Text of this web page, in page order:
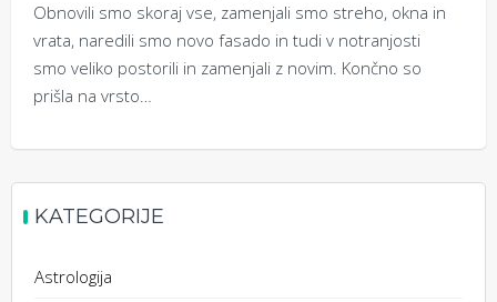
Obnovili smo skoraj vse, zamenjali smo streho, okna in
vrata, naredili smo novo fasado in tudi v notranjosti
smo veliko postorili in zamenjali z novim. Končno so
prišla na vrsto…
KATEGORIJE
Astrologija